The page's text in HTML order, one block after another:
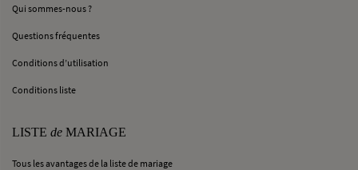
Qui sommes-nous ?
Questions fréquentes
Conditions d’utilisation
Conditions liste
LISTE de MARIAGE
Tous les avantages de la liste de mariage